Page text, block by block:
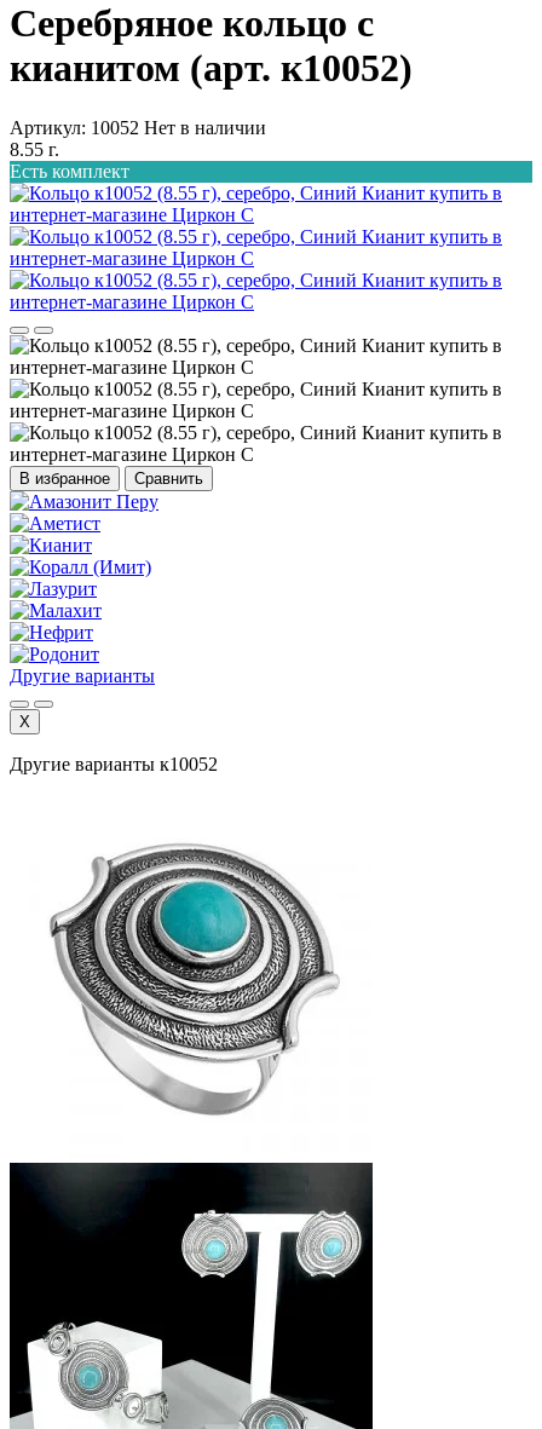
Серебряное кольцо с
кианитом (арт. к10052)
Артикул: 10052 Нет в наличии
8.55 г.
Есть комплект
В избранное Сравнить
Другие варианты
X
Другие варианты к10052